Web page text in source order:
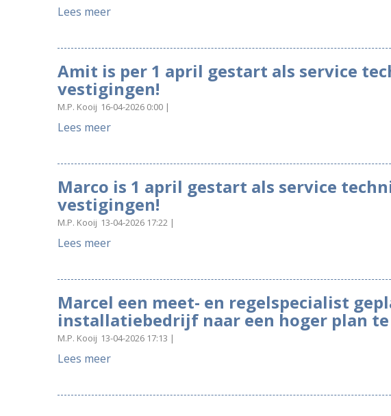
Lees meer
Amit is per 1 april gestart als service
vestigingen!
M.P. Kooij 16-04-2026 0:00
Lees meer
Marco is 1 april gestart als service
vestigingen!
M.P. Kooij 13-04-2026 17:22
Lees meer
Marcel een meet- en regelspecialist
installatiebedrijf naar een hoger plan
M.P. Kooij 13-04-2026 17:13
Lees meer